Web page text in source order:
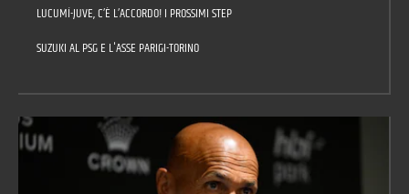
LUCUMÍ-JUVE, C’È L’ACCORDO! I PROSSIMI STEP
SUZUKI AL PSG E L'ASSE PARIGI-TORINO